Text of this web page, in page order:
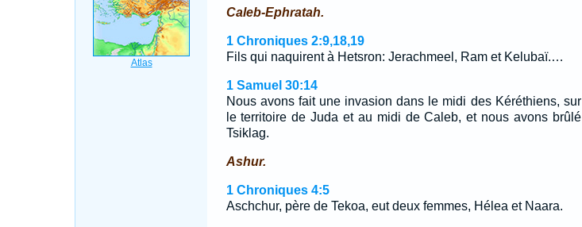
Caleb-Ephratah.
1 Chroniques 2:9,18,19
Fils qui naquirent à Hetsron: Jerachmeel, Ram et Kelubaï.…
1 Samuel 30:14
Nous avons fait une invasion dans le midi des Kéréthiens, sur
le territoire de Juda et au midi de Caleb, et nous avons brûlé
Tsiklag.
Ashur.
1 Chroniques 4:5
Aschchur, père de Tekoa, eut deux femmes, Hélea et Naara.